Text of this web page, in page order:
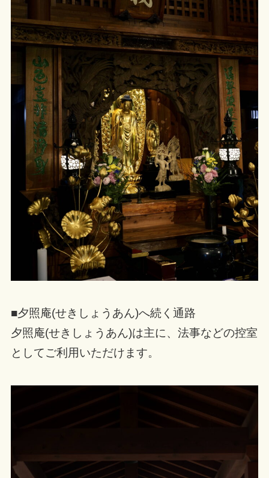
■夕照庵(せきしょうあん)へ続く通路
夕照庵(せきしょうあん)は主に、法事などの控室
としてご利用いただけます。